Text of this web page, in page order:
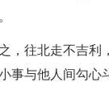
，往北走不吉利
事与他人间勾心